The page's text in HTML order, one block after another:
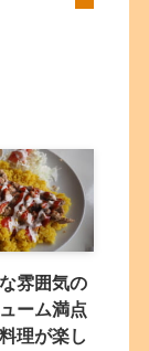
雰囲気の
ーム満点
理が楽し